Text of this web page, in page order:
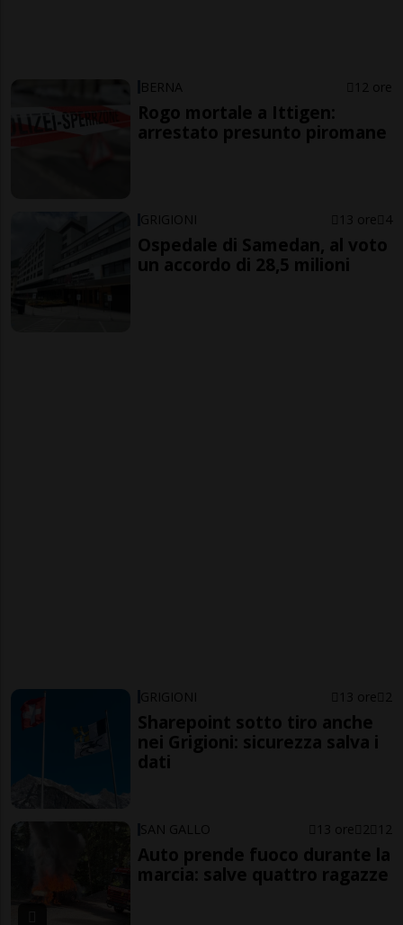
BERNA 12 ore
Rogo mortale a Ittigen:
arrestato presunto piromane
GRIGIONI 13 ore 4
Ospedale di Samedan, al voto
un accordo di 28,5 milioni
GRIGIONI 13 ore 2
Sharepoint sotto tiro anche
nei Grigioni: sicurezza salva i
dati
SAN GALLO 13 ore 2 12
Auto prende fuoco durante la
marcia: salve quattro ragazze